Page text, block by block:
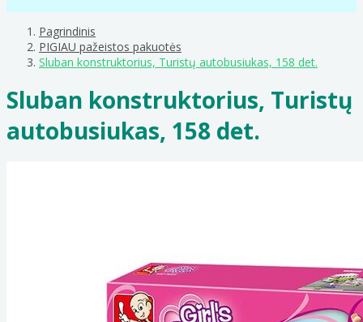
Pagrindinis
PIGIAU pažeistos pakuotės
Sluban konstruktorius, Turistų autobusiukas, 158 det.
Sluban konstruktorius, Turistų
autobusiukas, 158 det.